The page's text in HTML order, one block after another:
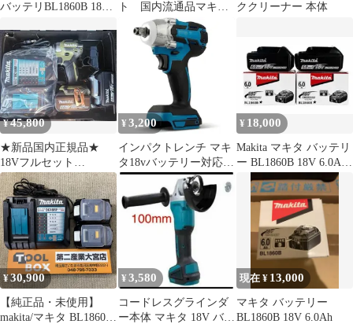
バッテリBL1860B 18v2
ト 国内流通品マキタ
純正バッテリー
BL1860B
ククリーナー 本体
¥45,800
★新品国内正規品★
18Vフルセット
TD173DRGXO マキタ
インパクト
¥ 3,200
インパクトレンチ マキ
タ18vバッテリー対応
インパクトドライバー
充電式
¥ 18,000
Makita マキタ バッテリ
ー BL1860B 18V 6.0Ah
2個セット
¥30,900
【純正品・未使用】
makita/マキタ BL1860B
¥ 3,580
コードレスグラインダ
ー本体 マキタ 18V バッ
現在 ¥ 13,000
マキタ バッテリー
BL1860B 18V 6.0Ah